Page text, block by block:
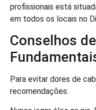
profissionais está
em todos os locais no
Conselhos
Para evitar dores de
recomendações: